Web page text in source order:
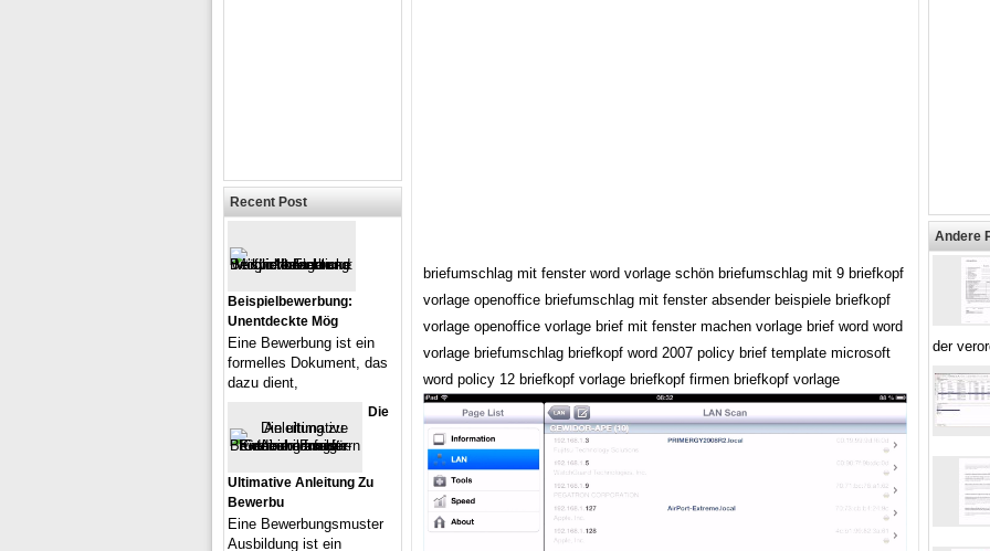
briefumschlag mit fenster word vorlage schön briefumschlag mit 9 briefkopf
vorlage openoffice briefumschlag mit fenster absender beispiele briefkopf
vorlage openoffice vorlage brief mit fenster machen vorlage brief word word
vorlage briefumschlag briefkopf word 2007 policy brief template microsoft
word policy 12 briefkopf vorlage briefkopf firmen briefkopf vorlage
Recent Post
Beispielbewerbung:
Unentdeckte Mög
Eine Bewerbung ist ein
formelles Dokument, das
dazu dient,
Die
Ultimative Anleitung Zu
Bewerbu
Eine Bewerbungsmuster
Ausbildung ist ein
Andere
der